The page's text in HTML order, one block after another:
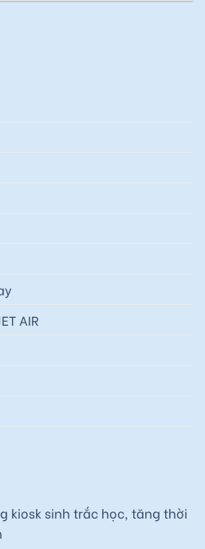
AIR
kiosk sinh trắc học, tăng thời